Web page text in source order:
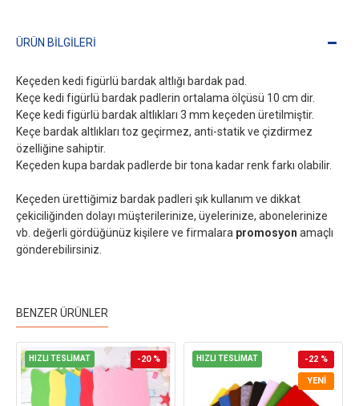
ÜRÜN BILGILERI
Keçeden kedi figürlü bardak altlığı bardak pad.
Keçe kedi figürlü bardak padlerin ortalama ölçüsü 10 cm dir.
Keçe kedi figürlü bardak altlıkları 3 mm keçeden üretilmiştir.
Keçe bardak altlıkları toz geçirmez, anti-statik ve çizdirmez
özelliğine sahiptir.
Keçeden kupa bardak padlerde bir tona kadar renk farkı olabilir.
Keçeden ürettiğimiz bardak padleri şık kullanım ve dikkat
çekiciliğinden dolayı müşterilerinize, üyelerinize, abonelerinize
vb. değerli gördüğünüz kişilere ve firmalara promosyon amaçlı
gönderebilirsiniz.
BENZER ÜRÜNLER
HIZLI TESLİMAT -20 % HIZLI TESLİMAT
YENI
-22 %